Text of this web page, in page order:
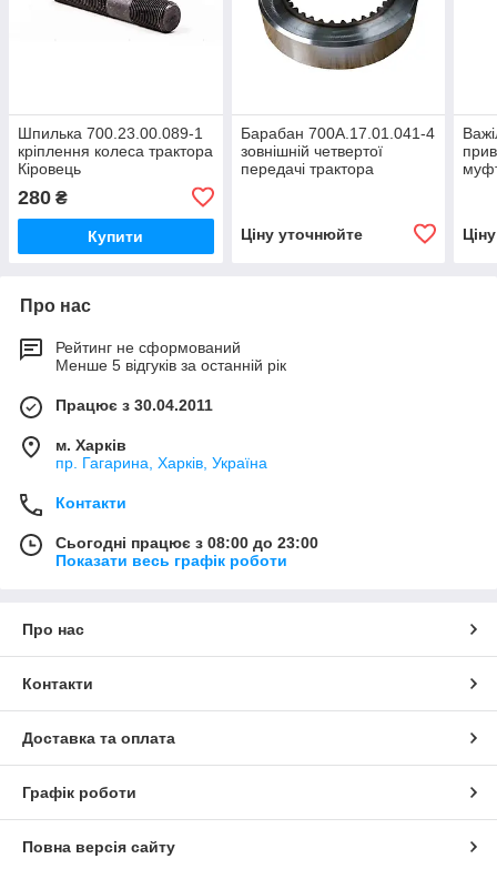
Шпилька 700.23.00.089-1
кріплення колеса трактора
Кіровець
280 ₴
Купити
Барабан 700А.17.01.041-4
зовнішній четвертої
передачі трактора
Ціну уточнюйте
Про нас
Рейтинг не сформований
Менше 5 відгуків за останній рік
Працює з 30.04.2011
м. Харків
пр. Гагарина, Харків, Україна
Контакти
Сьогодні працює з 08:00 до 23:00
Показати весь графік роботи
Про нас
Контакти
Доставка та оплата
Графік роботи
Повна версія сайту